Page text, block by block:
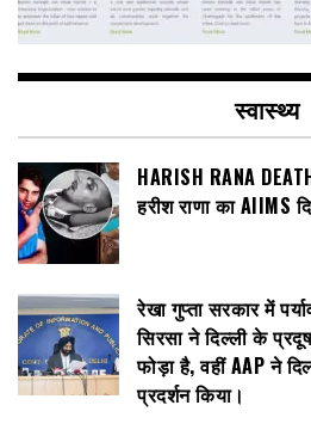
स्वास्थ्य
HARISH RANA
हरीश राणा का AIIMS
रेखा गुप्ता सरकार में
सिरसा ने दिल्ली के
फोड़ा है, वहीं AAP ने
प्रदर्शन किया।